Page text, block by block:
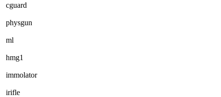
cguard
physgun
ml
hmg1
immolator
irifle